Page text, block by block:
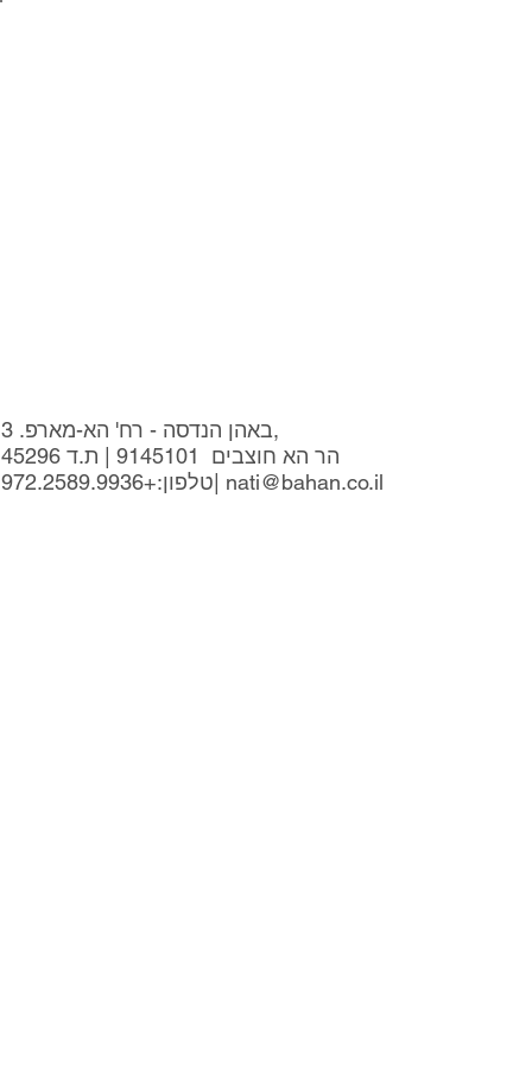
באהן הנדסה - רח' הא-מארפ. 3,
הר הא חוצבים 9145101 | ת.ד 45296
טלפון:+972.2589.9936 nati@bahan.co.il